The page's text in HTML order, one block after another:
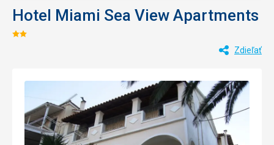
Hotel Miami Sea View Apartments
Hodnotenie:
Zdieľať